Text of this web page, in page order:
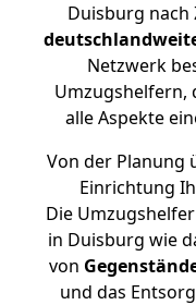
Duisburg
Netzwerk
Umzugshelfern,
alle Aspekte
Von der Planung
Einrichtung
Die
in Duisburg wie
von
und das